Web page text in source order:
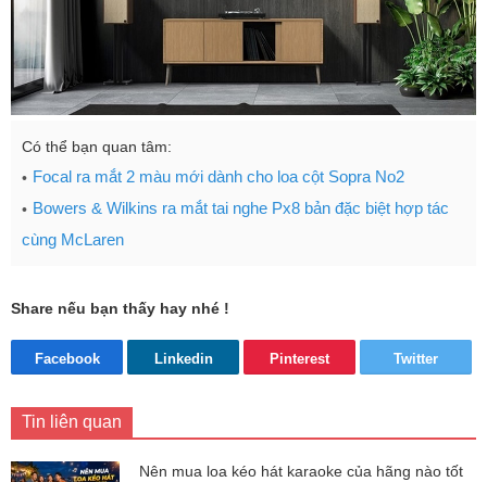
Có thể bạn quan tâm:
Focal ra mắt 2 màu mới dành cho loa cột Sopra No2
Bowers & Wilkins ra mắt tai nghe Px8 bản đặc biệt hợp tác
cùng McLaren
Share nếu bạn thấy hay nhé !
Facebook Linkedin Pinterest Twitter
Tin liên quan
Nên mua loa kéo hát karaoke của hãng nào tốt